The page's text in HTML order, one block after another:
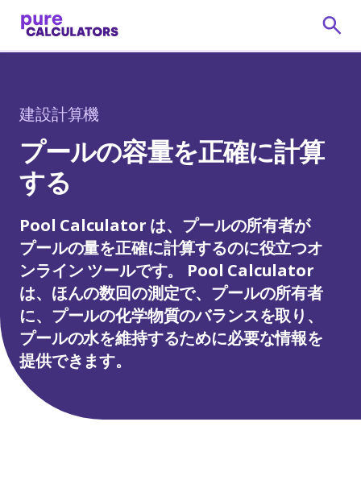
建設計算機
プールの容量を正確に計算
する
Pool Calculator は、プールの所有者が
プールの量を正確に計算するのに役立つオ
ンライン ツールです。 Pool Calculator
は、ほんの数回の測定で、プールの所有者
に、プールの化学物質のバランスを取り、
プールの水を維持するために必要な情報を
提供できます。